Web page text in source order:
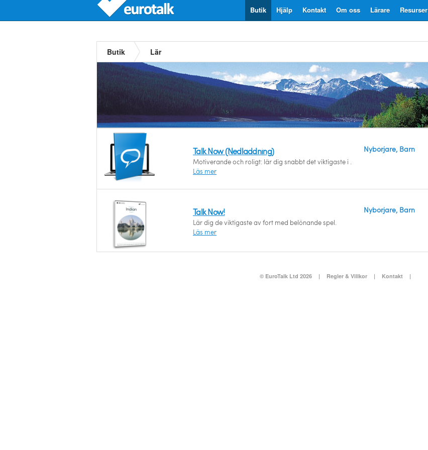
Resurser
Lärare
Om oss
Kontakt
Hjälp
Butik
Butik Lär
Talk Now (Nedladdning)
Motiverande och roligt: lär dig snabbt det viktigaste i .
Läs mer
Nybörjare, Barn
Talk Now!
Lär dig de viktigaste av fort med belönande spel.
Läs mer
Nybörjare, Barn
© EuroTalk Ltd 2026 | Regler & Villkor | Kontakt |